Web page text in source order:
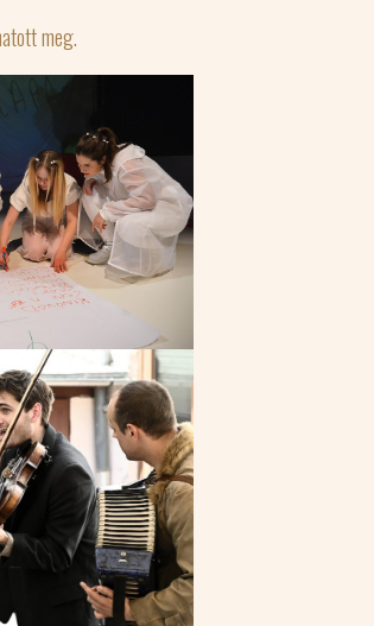
meg.